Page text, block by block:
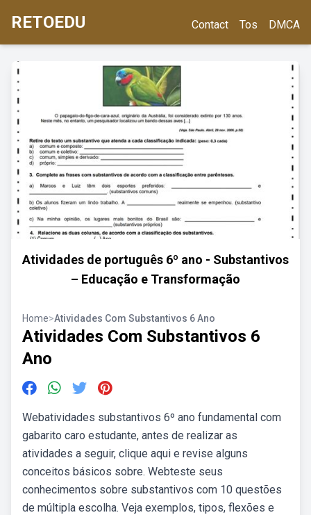
RETOEDU Contact Tos DMCA
Atividades de português 6º ano - Substantivos
– Educação e Transformação
Home>Atividades Com Substantivos 6 Ano
Atividades Com Substantivos 6
Ano
Webatividades substantivos 6º ano fundamental com
gabarito caro estudante, antes de realizar as
atividades a seguir, clique aqui e revise alguns
conceitos básicos sobre. Webteste seus
conhecimentos sobre substantivos com 10 questões
de múltipla escolha. Veja exemplos, tipos, flexões e